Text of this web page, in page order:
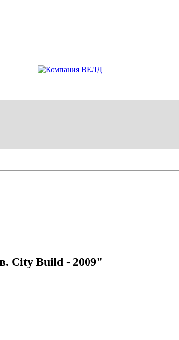
City Build - 2009"